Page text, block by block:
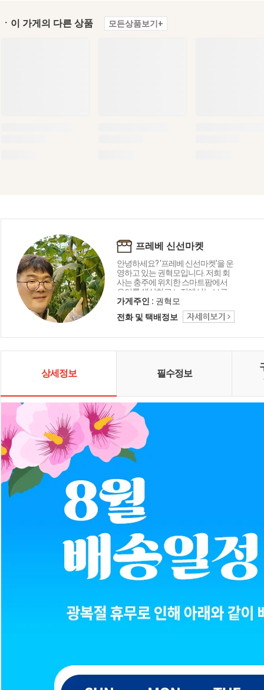
ㆍ이 가게의 다른 상품 모든상품보기+
프레베 신선마켓
안녕하세요? '프레베 신선마켓'을 운
영하고 있는 권혁모입니다. 저희 회
사는 충주에 위치한 스마트팜에서
오이를 생산하고 노지에서는 브로
콜리와 가지 등을 재배하고 있습니
다. 뿐만아니라 강원도 철원, 평창, 제
주도, 진주, 여주 등 전국 산지에서 다
다.
가게주인 : 권혁모
전화 및 택배정보
상세정보 필수정보